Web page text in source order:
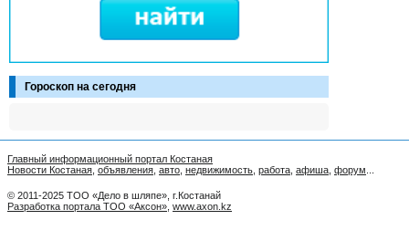
Гороскоп на сегодня
Главный информационный портал Костаная
Новости Костаная объявления авто недвижимость работа афиша форум
© 2011-2025 ТОО «Дело в шляпе», г.Костанай
Разработка портала ТОО «Аксон» www.axon.kz